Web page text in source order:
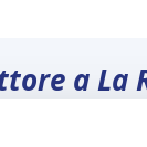
a La